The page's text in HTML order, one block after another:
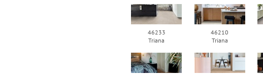
46233
Triana
46210
Triana